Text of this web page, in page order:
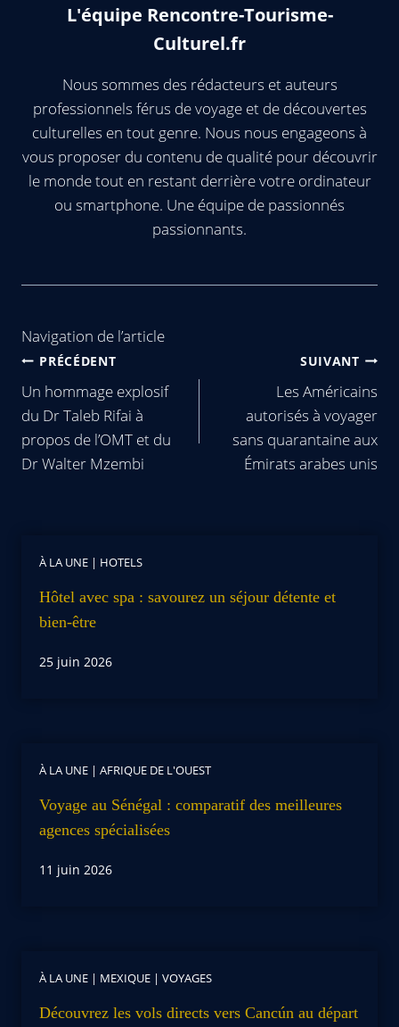
L'équipe Rencontre-Tourisme-
Culturel.fr
Nous sommes des rédacteurs et auteurs
professionnels férus de voyage et de découvertes
culturelles en tout genre. Nous nous engageons à
vous proposer du contenu de qualité pour découvrir
le monde tout en restant derrière votre ordinateur
ou smartphone. Une équipe de passionnés
passionnants.
Navigation de l’article
PRÉCÉDENT
Un hommage explosif
du Dr Taleb Rifai à
propos de l’OMT et du
Dr Walter Mzembi
SUIVANT
Les Américains
autorisés à voyager
sans quarantaine aux
Émirats arabes unis
À LA UNE | HOTELS
Hôtel avec spa : savourez un séjour détente et
bien-être
25 juin 2026
À LA UNE | AFRIQUE DE L'OUEST
Voyage au Sénégal : comparatif des meilleures
agences spécialisées
11 juin 2026
À LA UNE | MEXIQUE | VOYAGES
Découvrez les vols directs vers Cancún au départ